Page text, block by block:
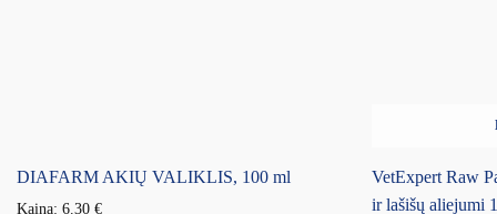
DIAFARM AKIŲ VALIKLIS, 100 ml
Kaina: 6.30 €
VetExpert Raw
ir lašišų aliejumi